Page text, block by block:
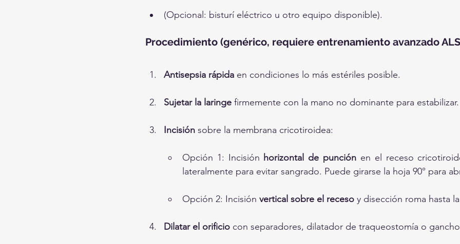
(Opcional: bisturí eléctrico u otro equipo disponible).
Procedimiento (genérico, requiere entrenamiento avanzado
Antisepsia rápida en condiciones lo más estériles posible.
Sujetar la laringe firmemente con la mano no dominante para estabilizar.
Incisión sobre la membrana cricotiroidea:
Opción 1: Incisión horizontal de punción en el receso
lateralmente para evitar sangrado. Puede girarse la hoja 90° para
Opción 2: Incisión vertical sobre el receso y disección roma hasta
Dilatar el orificio con separadores, dilatador de traqueostomía o